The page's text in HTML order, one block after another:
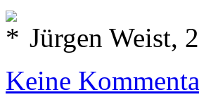
Jürgen Weist,
Keine